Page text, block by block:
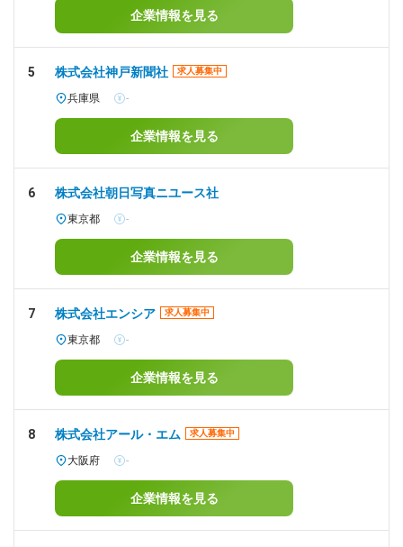
企業情報を見る
5 株式会社神戸新聞社 求人募集中
兵庫県 -
企業情報を見る
6 株式会社朝日写真ニユース社
東京都 -
企業情報を見る
7 株式会社エンシア 求人募集中
東京都 -
企業情報を見る
8 株式会社アール・エム 求人募集中
大阪府 -
企業情報を見る